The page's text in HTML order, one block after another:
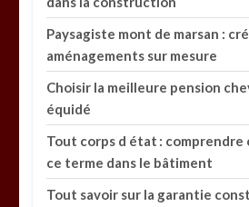
Paysagiste mont de marsan :
aménagements sur mesure
Choisir la meilleure pension
équidé
Tout corps d état : comprendre
ce terme dans le bâtiment
Tout savoir sur la garantie